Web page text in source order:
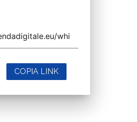
COPIA LINK